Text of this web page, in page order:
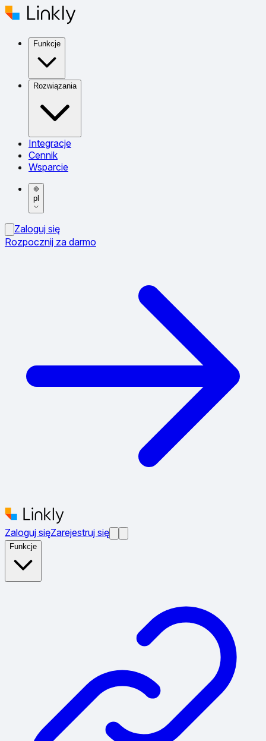
Funkcje
Rozwiązania
Integracje
Cennik
Wsparcie
pl
Zaloguj się
Rozpocznij za darmo
Zaloguj sięZarejestruj się
Funkcje